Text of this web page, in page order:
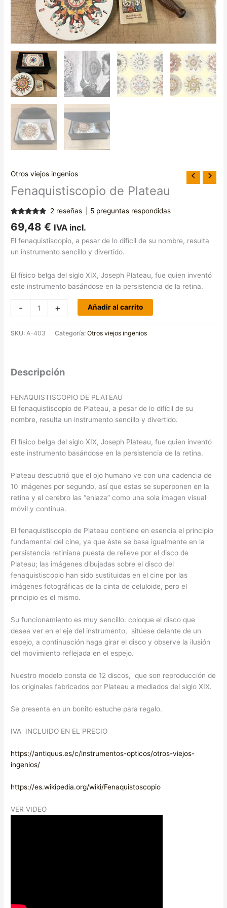
Otros viejos ingenios
Fenaquistiscopio de Plateau
con5.00de
5 en base a
valoraciones
2reseñas 5preguntas respondidas
69,48€ IVA incl.
El fenaquistiscopio, a pesar de lo difícil de su nombre, resulta
un instrumento sencillo y divertido.
El físico belga del siglo XIX, Joseph Plateau, fue quien inventó
este instrumento basándose en la persistencia de la retina.
- + Añadir al carrito
SKU: A-403 Categoría:Otros viejos ingenios
Descripción
FENAQUISTISCOPIO DE PLATEAU
El fenaquistiscopio de Plateau, a pesar de lo difícil de su
nombre, resulta un instrumento sencillo y divertido.
El físico belga del siglo XIX, Joseph Plateau, fue quien inventó
este instrumento basándose en la persistencia de la retina.
Plateau descubrió que el ojo humano ve con una cadencia de
10 imágenes por segundo, así que estas se superponen en la
retina y el cerebro las “enlaza” como una sola imagen visual
móvil y continua.
El fenaquistiscopio de Plateau contiene en esencia el principio
fundamental del cine, ya que éste se basa igualmente en la
persistencia retiniana puesta de relieve por el disco de
Plateau; las imágenes dibujadas sobre el disco del
fenaquistiscopio han sido sustituidas en el cine por las
imágenes fotográficas de la cinta de celuloide, pero el
principio es el mismo.
Su funcionamiento es muy sencillo: coloque el disco que
desea ver en el eje del instrumento, sitúese delante de un
espejo, a continuación haga girar el disco y observe la ilusión
del movimiento reflejada en el espejo.
Nuestro modelo consta de 12 discos, que son reproducción de
los originales fabricados por Plateau a mediados del siglo XIX.
Se presenta en un bonito estuche para regalo.
IVA INCLUIDO EN EL PRECIO
https://antiquus.es/c/instrumentos-opticos/otros-viejos-
ingenios/
https://es.wikipedia.org/wiki/Fenaquistoscopio
VER VIDEO